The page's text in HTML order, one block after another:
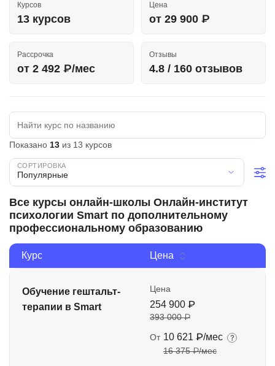
Курсов
13 курсов
Цена
от 29 900 ₽
Рассрочка
от 2 492 ₽/мес
Отзывы
4.8 / 160 отзывов
Показано 13 из 13 курсов
Популярные
Все курсы онлайн-школы Онлайн-институт
психологии Smart по дополнительному
профессиональному образованию
Курс Цена
Обучение гештальт-
терапии в Smart
Цена
254 900 ₽
393 000 ₽
От 10 621 ₽/мес
16 375 ₽/мес
Менеджмент
Soft Skills
Акции и промокоды
Рейтинг онлайн-школ